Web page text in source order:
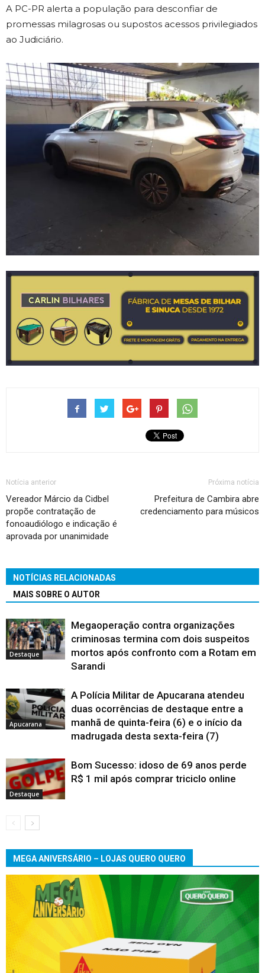
A PC-PR alerta a população para desconfiar de
promessas milagrosas ou supostos acessos privilegiados
ao Judiciário.
Notícia anterior
Vereador Márcio da Cidbel
propõe contratação de
fonoaudiólogo e indicação é
aprovada por unanimidade
Próxima notícia
Prefeitura de Cambira abre
credenciamento para músicos
NOTÍCIAS RELACIONADAS
MAIS SOBRE O AUTOR
Destaque
Megaoperação contra organizações
criminosas termina com dois suspeitos
mortos após confronto com a Rotam em
Sarandi
Apucarana
A Polícia Militar de Apucarana atendeu
duas ocorrências de destaque entre a
manhã de quinta-feira (6) e o início da
madrugada desta sexta-feira (7)
Destaque
Bom Sucesso: idoso de 69 anos perde
R$ 1 mil após comprar triciclo online
MEGA ANIVERSÁRIO – LOJAS QUERO QUERO